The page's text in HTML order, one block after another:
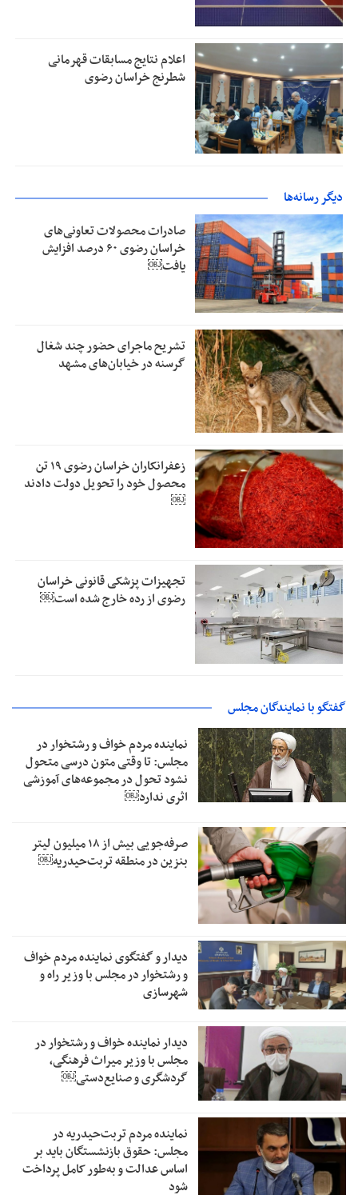
اعلام نتایج مسابقات قهرمانی
شطرنج خراسان رضوی
دیگر رسانه‌ها
صادرات محصولات تعاونی‌های
خراسان رضوی ۶۰ درصد افزایش
یافت￼
تشریح ماجرای حضور چند شغال
گرسنه در خیابان‌های مشهد
زعفرانکاران خراسان رضوی ۱۹ تن
محصول خود را تحویل دولت دادند
￼
تجهیزات پزشکی قانونی خراسان
رضوی از رده خارج شده است￼
گفتگو با نمایندگان مجلس
نماینده مردم خواف و رشتخوار در
مجلس: تا وقتی متون درسی متحول
نشود تحول در مجموعه‌های آموزشی
اثری ندارد￼
صرفه‌جویی بیش از ۱۸ میلیون لیتر
بنزین در منطقه تربت‌حیدریه￼
دیدار و گفتگوی نماینده مردم خواف
و رشتخوار در مجلس با وزیر راه و
شهرسازی
دیدار نماینده خواف و رشتخوار در
مجلس با وزیر میراث فرهنگی،
گردشگری و صنایع‌دستی￼
نماینده مردم تربت‌حیدریه در
مجلس: حقوق بازنشستگان باید بر
اساس عدالت و به‌طور کامل پرداخت
شود